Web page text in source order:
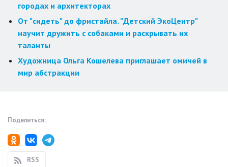
городах и архитекторах
От "сидеть" до фристайла. "Детский ЭкоЦентр"
научит дружить с собаками и раскрывать их
таланты
Художница Ольга Кошелева приглашает омичей в
мир абстракции
Поделиться:
RSS